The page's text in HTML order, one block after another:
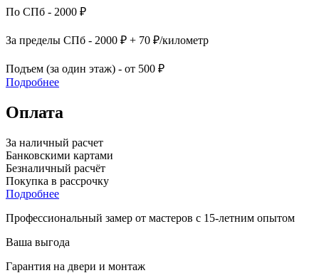
По СПб - 2000 ₽
За пределы СПб - 2000 ₽ + 70 ₽/километр
Подъем (за один этаж) - от 500 ₽
Подробнее
Оплата
За наличный расчет
Банковскими картами
Безналичный расчёт
Покупка в рассрочку
Подробнее
Профессиональный замер от мастеров с 15-летним опытом
Ваша выгода
Гарантия на двери и монтаж